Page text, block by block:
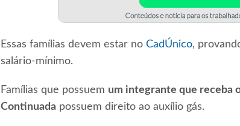
Essas famílias devem estar no CadÚnico,
salário-mínimo.
Famílias que possuem um integrante que receba
Continuadapossuem direito ao auxílio gás.